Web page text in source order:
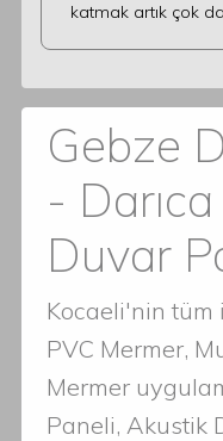
katmak artık çok
Gebze
-
Duvar
Kocaeli'nin tüm
PVC Mermer,
Mermer
Paneli, Akustik